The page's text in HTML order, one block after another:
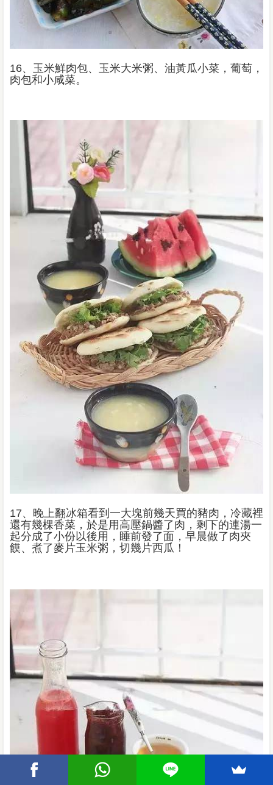
16、玉米鮮肉包、玉米大米粥、油黃瓜小菜，葡萄，
肉包和小咸菜。
17、晚上翻冰箱看到一大塊前幾天買的豬肉，冷藏裡
還有幾棵香菜，於是用高壓鍋醬了肉，剩下的連湯一
起分成了小份以後用，睡前發了面，早晨做了肉夾
饃、煮了麥片玉米粥，切幾片西瓜！